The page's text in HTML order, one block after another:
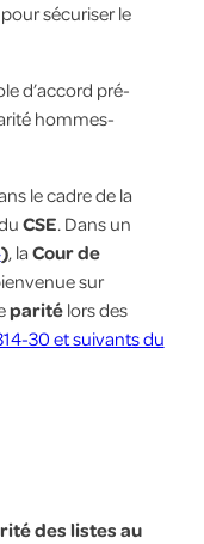
sécuriser le
d’accord pré-
hommes-
le cadre de la
CSE. Dans un
), la Cour de
sur
paritélors des
30 et suivants du
des listes au